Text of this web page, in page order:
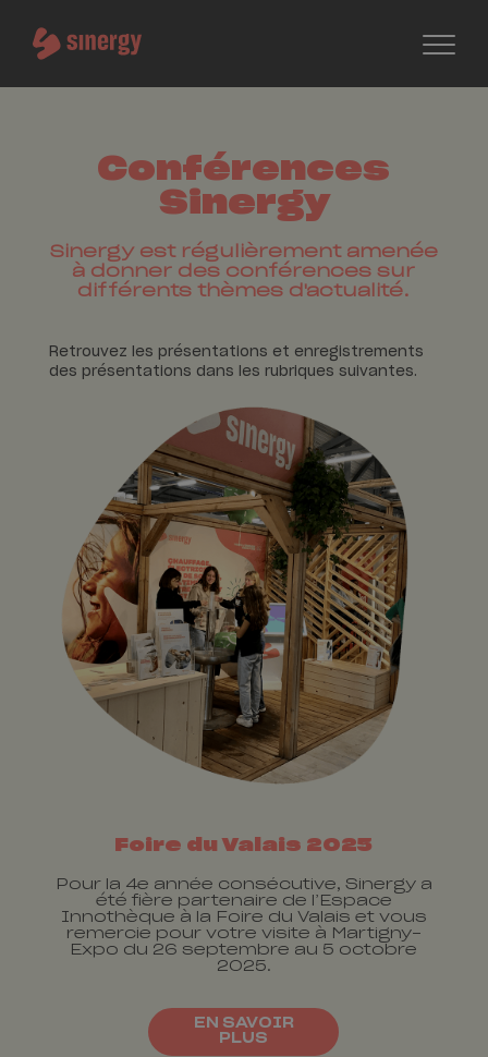
Conférences
Sinergy
Sinergy est régulièrement amenée
à donner des conférences sur
différents thèmes d'actualité.
Retrouvez les présentations et enregistrements
des présentations dans les rubriques suivantes.
Foire du Valais 2025
Pour la 4e année consécutive, Sinergy a
été fière partenaire de l’Espace
Innothèque à la Foire du Valais et vous
remercie pour votre visite à Martigny-
Expo du 26 septembre au 5 octobre
2025.
EN SAVOIR
PLUS